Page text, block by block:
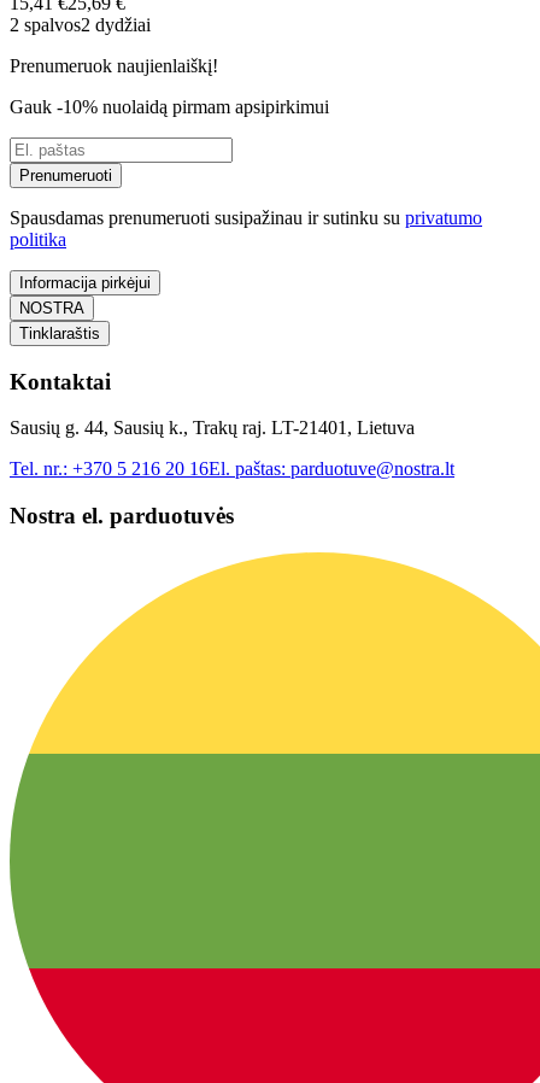
2 spalvos2 dydžiai
Prenumeruok naujienlaiškį!
Gauk -10% nuolaidą pirmam apsipirkimui
Prenumeruoti
Spausdamas prenumeruoti susipažinau ir sutinku su privatumo
politika
Informacija pirkėjui
NOSTRA
Tinklaraštis
Kontaktai
Sausių g. 44, Sausių k., Trakų raj. LT-21401, Lietuva
Tel. nr.: +370 5 216 20 16El. paštas: parduotuve@nostra.lt
Nostra el. parduotuvės